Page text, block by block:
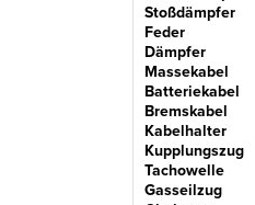
Stoßdämpfer
Feder
Dämpfer
Massekabel
Batteriekabel
Bremskabel
Kabelhalter
Kupplungszug
Tachowelle
Gasseilzug